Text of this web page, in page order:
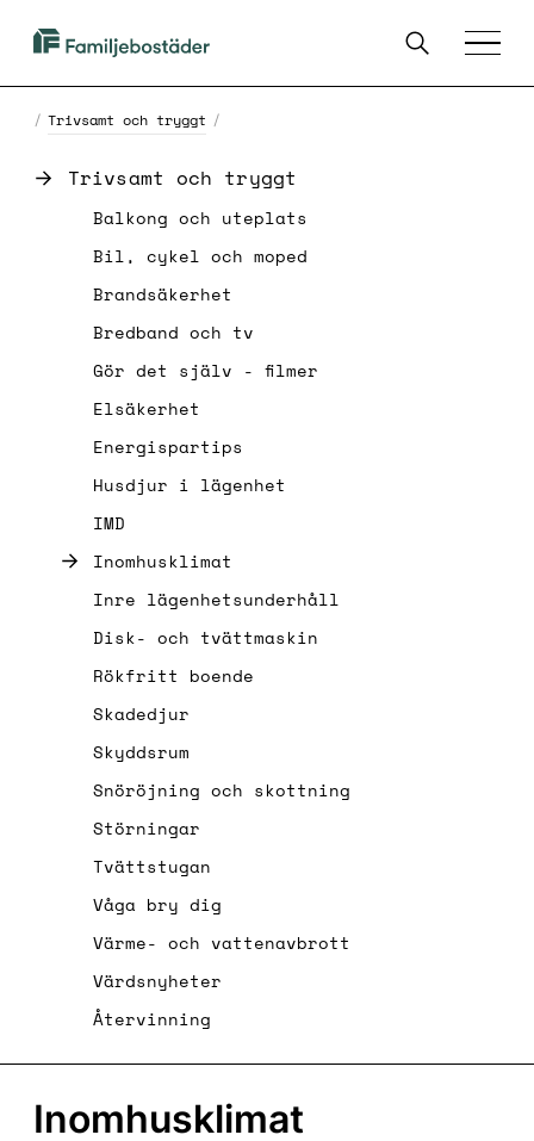
Familjebostäder
i
Göteborg
Sök
/ Trivsamt och tryggt /
List of links on the page Trivsamt och tryggt
Trivsamt och tryggt
Balkong och uteplats
Bil, cykel och moped
Brandsäkerhet
Bredband och tv
Gör det själv - filmer
Elsäkerhet
Energispartips
Husdjur i lägenhet
IMD
Inomhusklimat
Inre lägenhetsunderhåll
Disk- och tvättmaskin
Rökfritt boende
Skadedjur
Skyddsrum
Snöröjning och skottning
Störningar
Tvättstugan
Våga bry dig
Värme- och vattenavbrott
Värdsnyheter
Återvinning
Inomhusklimat